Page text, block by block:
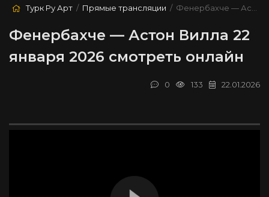
Турк Ру Арт / Прямые трансляции / Фенербахче — Астон Вилла
Фенербахче — Астон Вилла 22
января 2026 смотреть онлайн
22.01.2026
133
0